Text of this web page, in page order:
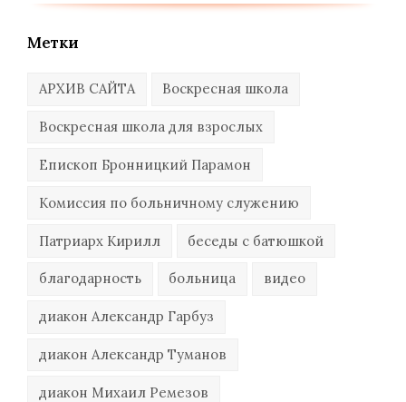
Метки
АРХИВ САЙТА Воскресная школа
Воскресная школа для взрослых
Епископ Бронницкий Парамон
Комиссия по больничному служению
Патриарх Кирилл беседы с батюшкой
благодарность больница видео
диакон Александр Гарбуз
диакон Александр Туманов
диакон Михаил Ремезов